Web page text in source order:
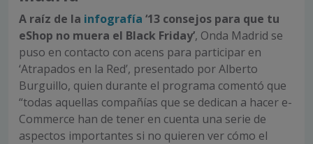
A raíz de la infografía ‘13 consejos para que tu
eShop no muera el Black Friday’, Onda Madrid se
puso en contacto con acens para participar en
‘Atrapados en la Red’, presentado por Alberto
Burguillo, quien durante el programa comentó que
“todas aquellas compañías que se dedican a hacer e-
Commerce han de tener en cuenta una serie de
aspectos importantes si no quieren ver cómo el